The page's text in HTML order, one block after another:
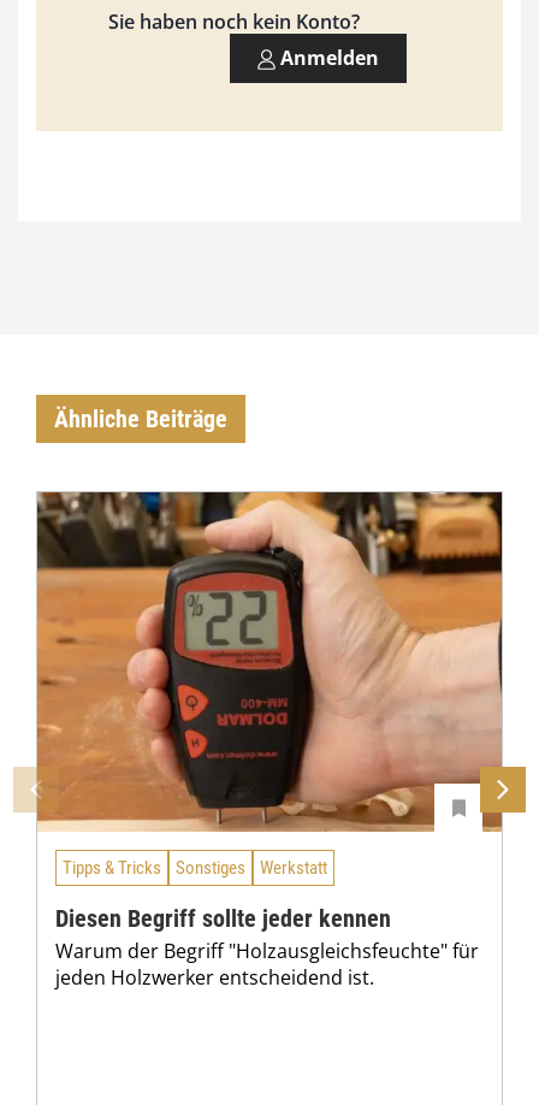
0
0
Sie haben noch kein Konto?
Anmelden
Ähnliche Beiträge
Tipps & Tricks Sonstiges Werkstatt
Diesen Begriff sollte jeder kennen
Warum der Begriff "Holzausgleichsfeuchte" für
jeden Holzwerker entscheidend ist.